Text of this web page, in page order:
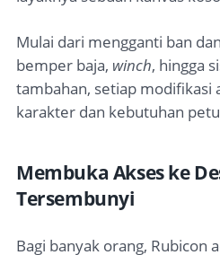
Mulai dari mengganti ban
bemper baja, winch, hingga
tambahan, setiap modifikasi
karakter dan kebutuhan
Membuka Akses ke
Tersembunyi
Bagi banyak orang, Rubicon